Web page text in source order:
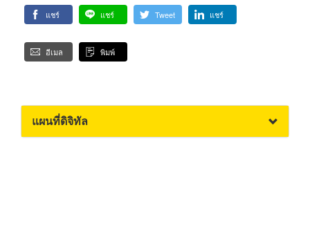
แชร์ แชร์ Tweet แชร์
อีเมล พิมพ์
แผนที่ดิจิทัล